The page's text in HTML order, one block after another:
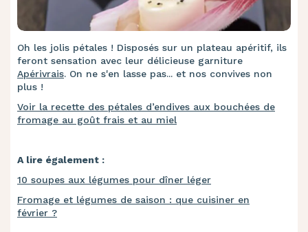
Oh les jolis pétales ! Disposés sur un plateau apéritif, ils
feront sensation avec leur délicieuse garniture
Apérivrais. On ne s'en lasse pas... et nos convives non
plus !
Voir la recette des pétales d’endives aux bouchées de
fromage au goût frais et au miel
A lire également :
10 soupes aux légumes pour dîner léger
Fromage et légumes de saison : que cuisiner en
février ?